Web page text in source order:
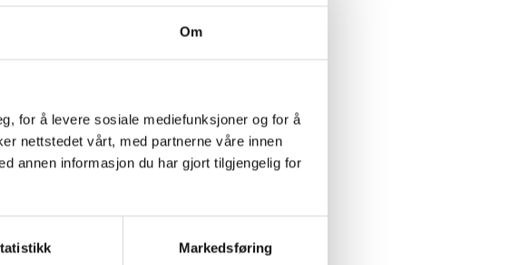
Om
for å levere sosiale mediefunksjoner og for å
nettstedet vårt, med partnerne våre innen
annen informasjon du har gjort tilgjengelig for
Markedsføring
var
heist opp i
hver